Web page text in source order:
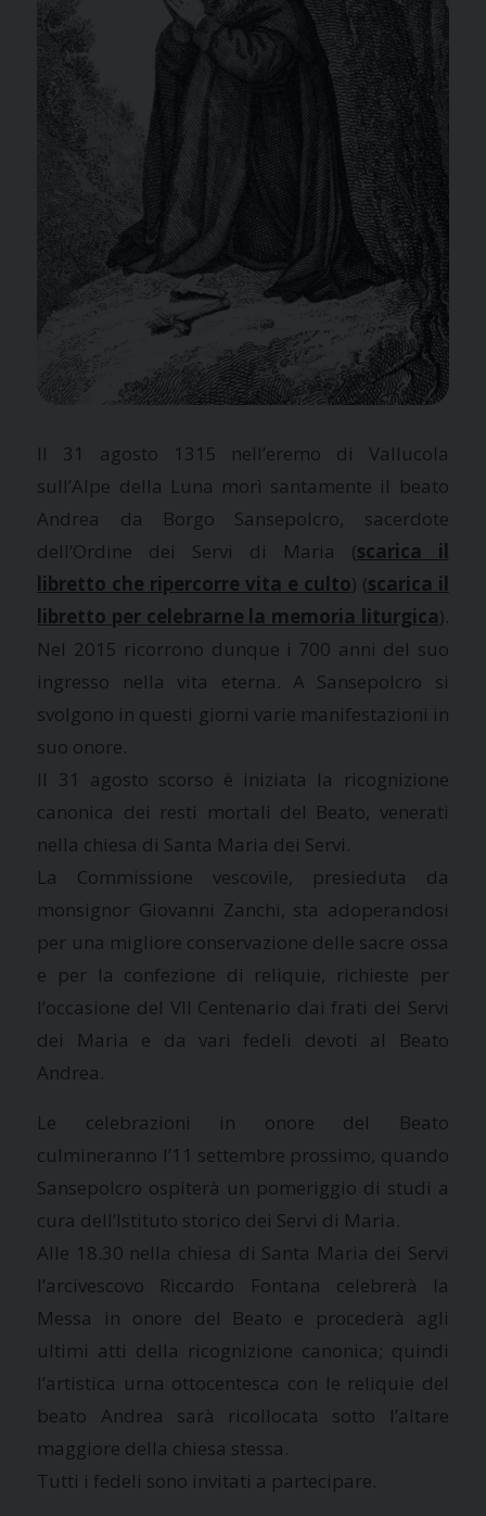
Il 31 agosto 1315 nell’eremo di Vallucola
sull’Alpe della Luna morì santamente il beato
Andrea da Borgo Sansepolcro, sacerdote
dell’Ordine dei Servi di Maria (scarica il
libretto che ripercorre vita e culto) (scarica il
libretto per celebrarne la memoria liturgica).
Nel 2015 ricorrono dunque i 700 anni del suo
ingresso nella vita eterna. A Sansepolcro si
svolgono in questi giorni varie manifestazioni in
suo onore.
Il 31 agosto scorso è iniziata la ricognizione
canonica dei resti mortali del Beato, venerati
nella chiesa di Santa Maria dei Servi.
La Commissione vescovile, presieduta da
monsignor Giovanni Zanchi, sta adoperandosi
per una migliore conservazione delle sacre ossa
e per la confezione di reliquie, richieste per
l’occasione del VII Centenario dai frati dei Servi
dei Maria e da vari fedeli devoti al Beato
Andrea.
Le celebrazioni in onore del Beato
culmineranno l’11 settembre prossimo, quando
Sansepolcro ospiterà un pomeriggio di studi a
cura dell’Istituto storico dei Servi di Maria.
Alle 18.30 nella chiesa di Santa Maria dei Servi
l’arcivescovo Riccardo Fontana celebrerà la
Messa in onore del Beato e procederà agli
ultimi atti della ricognizione canonica; quindi
l’artistica urna ottocentesca con le reliquie del
beato Andrea sarà ricollocata sotto l’altare
maggiore della chiesa stessa.
Tutti i fedeli sono invitati a partecipare.